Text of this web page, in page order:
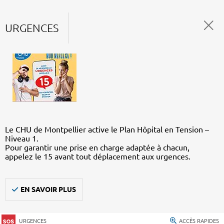
URGENCES
Le CHU de Montpellier active le Plan Hôpital en Tension –
Niveau 1.
Pour garantir une prise en charge adaptée à chacun,
appelez le 15 avant tout déplacement aux urgences.
EN SAVOIR PLUS
URGENCES ACCÈS RAPIDES